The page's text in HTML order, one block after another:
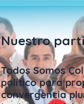
Nuestro
Todos Somos
político para
convergencia